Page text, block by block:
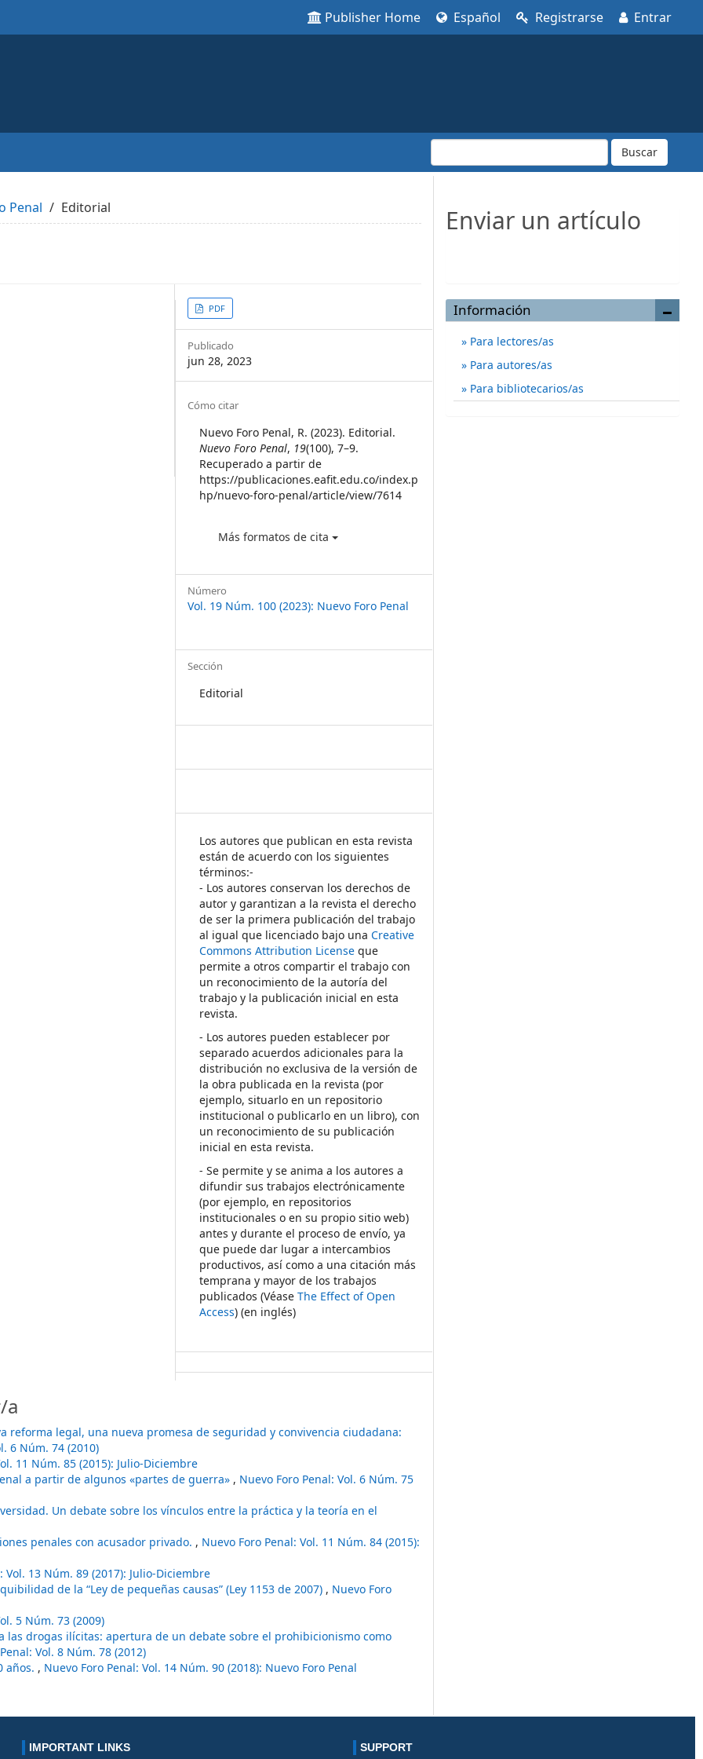
Publisher Home Español Registrarse Entrar
Buscar
Penal Editorial
Article
Sidebar
PDF
Publicado
jun 28, 2023
Article
Details
Cómo citar
Nuevo Foro Penal, R. (2023). Editorial.
Nuevo Foro Penal, 19(100), 7–9.
Recuperado a partir de
https://publicaciones.eafit.edu.co/index.p
hp/nuevo-foro-penal/article/view/7614
Más formatos de cita
Número
Vol. 19 Núm. 100 (2023): Nuevo Foro Penal
Sección
Editorial
Los autores que publican en esta revista
están de acuerdo con los siguientes
términos:-
- Los autores conservan los derechos de
autor y garantizan a la revista el derecho
de ser la primera publicación del trabajo
al igual que licenciado bajo unaCreative
Commons Attribution License que
permite a otros compartir el trabajo con
un reconocimiento de la autoría del
trabajo y la publicación inicial en esta
revista.
- Los autores pueden establecer por
separado acuerdos adicionales para la
distribución no exclusiva de la versión de
la obra publicada en la revista (por
ejemplo, situarlo en un repositorio
institucional o publicarlo en un libro), con
un reconocimiento de su publicación
inicial en esta revista.
- Se permite y se anima a los autores a
difundir sus trabajos electrónicamente
(por ejemplo, en repositorios
institucionales o en su propio sitio web)
antes y durante el proceso de envío, ya
que puede dar lugar a intercambios
productivos, así como a una citación más
temprana y mayor de los trabajos
publicados (VéaseThe Effect of Open
Access) (en inglés)
a
reforma legal, una nueva promesa de seguridad y convivencia ciudadana:
6 Núm. 74 (2010)
11 Núm. 85 (2015): Julio-Diciembre
a partir de algunos «partes de guerra» , Nuevo Foro Penal: Vol. 6 Núm. 75
Un debate sobre los vínculos entre la práctica y la teoría en el
penales con acusador privado. , Nuevo Foro Penal: Vol. 11 Núm. 84 (2015):
Vol. 13 Núm. 89 (2017): Julio-Diciembre
de la “Ley de pequeñas causas” (Ley 1153 de 2007) , Nuevo Foro
5 Núm. 73 (2009)
las drogas ilícitas: apertura de un debate sobre el prohibicionismo como
Vol. 8 Núm. 78 (2012)
años. , Nuevo Foro Penal: Vol. 14 Núm. 90 (2018): Nuevo Foro Penal
Enviar un artículo
Información
Para lectores/as
Para autores/as
Para bibliotecarios/as
IMPORTANT LINKS SUPPORT